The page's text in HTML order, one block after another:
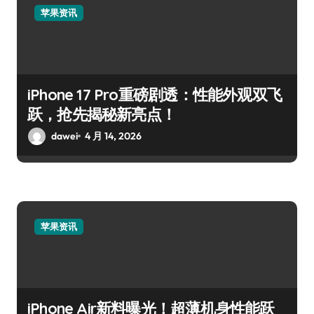
苹果资讯
iPhone 17 Pro重磅剧透：性能外观双飞
跃，抢先揭秘新亮点！
dawei 4 月 14, 2026
苹果资讯
iPhone Air新料曝光！超薄机身性能跃